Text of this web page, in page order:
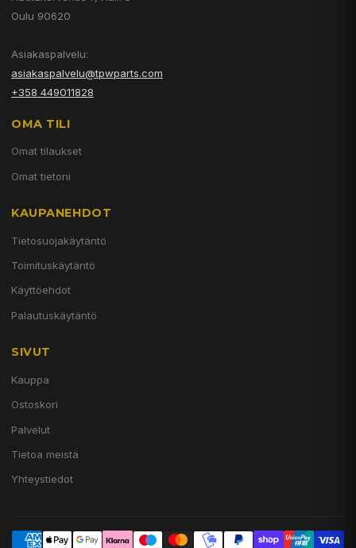
Oulu 90620
Asiakaspalvelu:
asiakaspalvelu@tpwparts.com
+358 449011828
OMA TILI
Omat tilaukset
Omat tietoni
KAUPANEHDOT
Tietosuojakäytäntö
Toimituskäytäntö
Käyttöehdot
Palautuskäytäntö
SIVUT
Kauppa
Ostoskori
Palvelut
Tietoa meistä
Yhteystiedot